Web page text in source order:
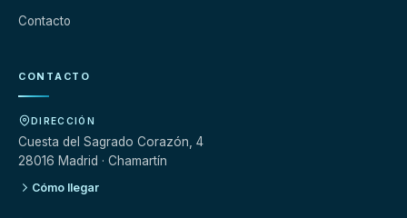
Contacto
CONTACTO
DIRECCIÓN
Cuesta del Sagrado Corazón, 4
28016 Madrid · Chamartín
Cómo llegar